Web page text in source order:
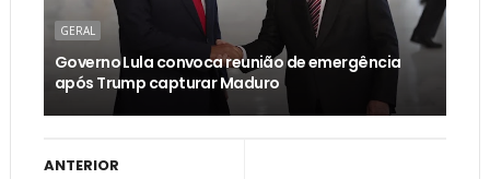
GERAL
Governo Lula convoca reunião de emergência
após Trump capturar Maduro
ANTERIOR